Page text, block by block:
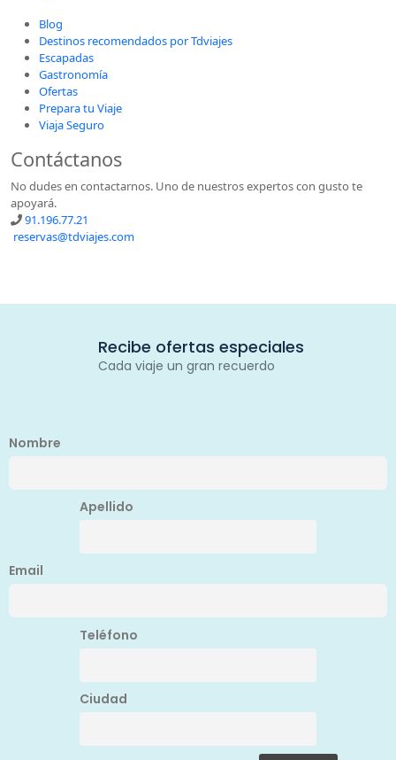
Blog
Destinos recomendados por Tdviajes
Escapadas
Gastronomía
Ofertas
Prepara tu Viaje
Viaja Seguro
Contáctanos
No dudes en contactarnos. Uno de nuestros expertos con gusto te
apoyará.
91.196.77.21
reservas@tdviajes.com
Recibe ofertas especiales
Cada viaje un gran recuerdo
Nombre
Apellido
Email
Teléfono
Ciudad